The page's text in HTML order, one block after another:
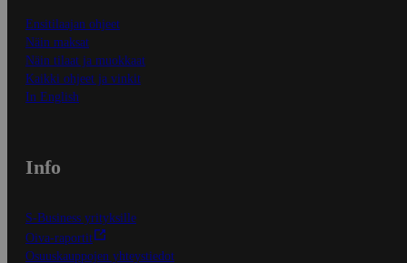
Ensitilaajan ohjeet
Näin maksat
Näin tilaat ja muokkaat
Kaikki ohjeet ja vinkit
In English
Info
S-Business yrityksille
Oiva-raportit
Osuuskauppojen yhteystiedot